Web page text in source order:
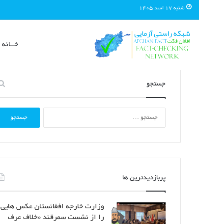
شنبه ۱۷ اسد ۱۴۰۵
خــانه
جستجو
پربازدیدترین ها
وزارت خارجه افغانستان عکس هایی
را از نشست سمرقند «خلاف عرف